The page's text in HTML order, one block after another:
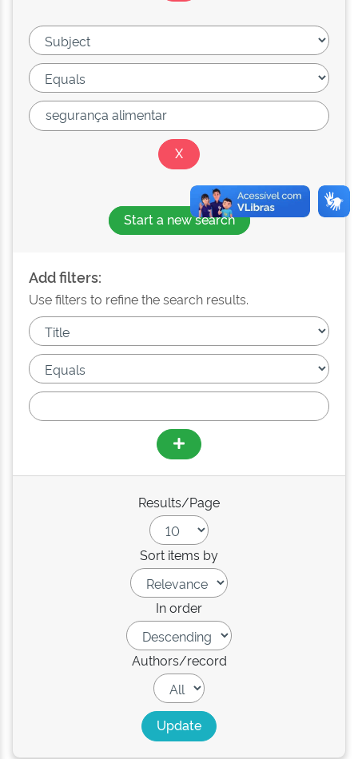
Start a new search
Add filters:
Use filters to refine the search results.
Results/Page
Sort items by
In order
Authors/record